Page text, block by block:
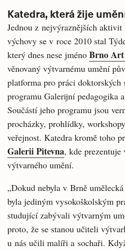
Katedra, která žije
Jednou z nejvýraznějších
výchovy se v roce 2010 stal
který dnes nese jméno Brno Art
věnovaný výtvarnému umění
platforma pro práci
programu Galerijní pedagogika
Součástí jeho programu jsou
procházky, prohlídky,
veřejnost. Katedra kromě toho
Galerii Pitevna, kde prezentuje
výtvarného umění.
„Dokud nebyla v Brně
byla jediným vysokoškolským
studující zabývali výtvarným
proto, že se stanou učiteli
u nás učili malíři a sochaři.